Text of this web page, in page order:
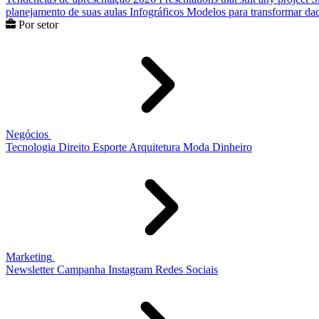
planejamento de suas aulas Infográficos Modelos para transformar
Por setor
Negócios
Tecnologia Direito Esporte Arquitetura Moda Dinheiro
Marketing
Newsletter Campanha Instagram Redes Sociais